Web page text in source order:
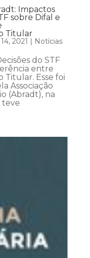
Impactos
sobre Difal e
Titular
2021 | Notícias
do STF
entre
Titular. Esse foi
Associação
(Abradt), na
teve